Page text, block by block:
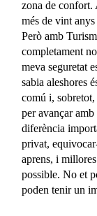
zona de confort.
més de vint
Però amb
completament
meva seguretat
sabia aleshores
comú i,
per avançar
diferència
privat,
aprens, i
possible. No et
poden tenir un